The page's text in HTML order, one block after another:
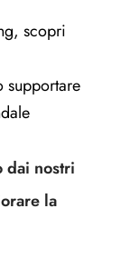
scopri
supportare
dai nostri
la